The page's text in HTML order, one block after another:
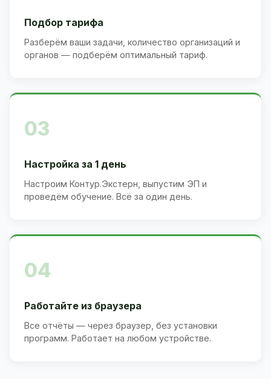
Подбор тарифа
Разберём ваши задачи, количество организаций и
органов — подберём оптимальный тариф.
03
Настройка за 1 день
Настроим Контур.Экстерн, выпустим ЭП и
проведём обучение. Всё за один день.
04
Работайте из браузера
Все отчёты — через браузер, без установки
программ. Работает на любом устройстве.